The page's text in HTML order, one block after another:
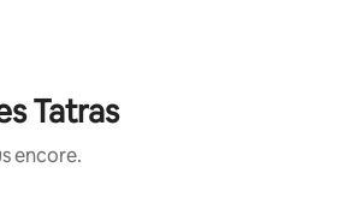
Tatras
encore.